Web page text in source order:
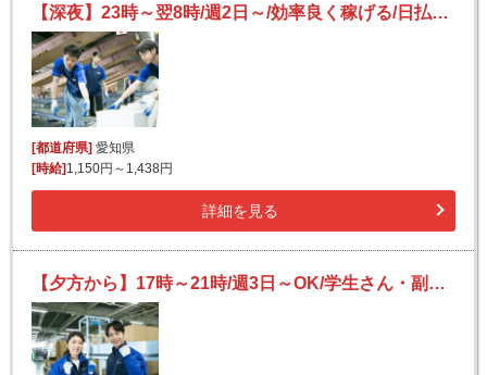
【深夜】23時～翌8時/週2日～/効率良く稼げる/日払いOK(規定有)/副業可/フリーター活躍/未経験歓迎
[都道府県]愛知県
[時給]1,150円～1,438円
詳細を見る
【夕方から】17時～21時/週3日～OK/学生さん・副業の希望の方歓迎！/未経験でも活躍できる倉庫内作業！